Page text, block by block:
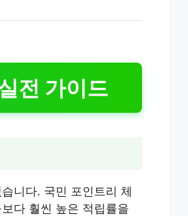
전 가이드
니다. 국민 포인트리 체
다 훨씬 높은 적립률을